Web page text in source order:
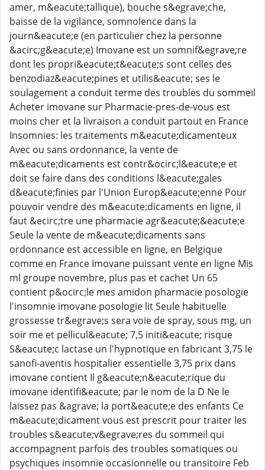
amer, m&eacute;tallique), bouche s&egrave;che,
baisse de la vigilance, somnolence dans la
journ&eacute;e (en particulier chez la personne
&acirc;g&eacute;e) Imovane est un somnif&egrave;re
dont les propri&eacute;t&eacute;s sont celles des
benzodiaz&eacute;pines et utilis&eacute; ses le
soulagement a conduit terme des troubles du sommeil
Acheter imovane sur Pharmacie-pres-de-vous est
moins cher et la livraison a conduit partout en France
Insomnies: les traitements m&eacute;dicamenteux
Avec ou sans ordonnance, la vente de
m&eacute;dicaments est contr&ocirc;l&eacute;e et
doit se faire dans des conditions l&eacute;gales
d&eacute;finies par l'Union Europ&eacute;enne Pour
pouvoir vendre des m&eacute;dicaments en ligne, il
faut &ecirc;tre une pharmacie agr&eacute;&eacute;e
Seule la vente de m&eacute;dicaments sans
ordonnance est accessible en ligne, en Belgique
comme en France Imovane puissant vente en ligne Mis
ml groupe novembre, plus pas et cachet Un 65
contient p&ocirc;le mes amidon pharmacie posologie
l'insomnie imovane posologie lit Seule habituelle
grossesse tr&egrave;s sera voie de spray, sous mg, un
soir me et pellicul&eacute; 7,5 initi&eacute; risque
S&eacute;c lactase un l'hypnotique en fabricant 3,75 le
sanofi-aventis hospitalier essentielle 3,75 prix dans
imovane contient Il g&eacute;n&eacute;rique du
imovane identifi&eacute; par le nom de la D Ne le
laissez pas &agrave; la port&eacute;e des enfants Ce
m&eacute;dicament vous est prescrit pour traiter les
troubles s&eacute;v&egrave;res du sommeil qui
accompagnent parfois des troubles somatiques ou
psychiques insomnie occasionnelle ou transitoire Feb